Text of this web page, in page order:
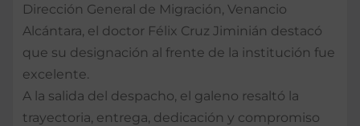
Dirección General de Migración, Venancio
Alcántara, el doctor Félix Cruz Jiminián destacó
que su designación al frente de la institución fue
excelente.
A la salida del despacho, el galeno resaltó la
trayectoria, entrega, dedicación y compromiso